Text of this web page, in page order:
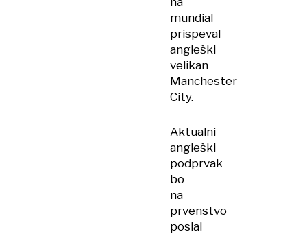
mundial
prispeval
angleški
velikan
Manchester
City.
Aktualni
angleški
podprvak
bo
na
prvenstvo
poslal